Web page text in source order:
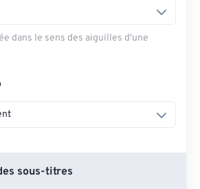
dans le sens des aiguilles d'une
sous-titres